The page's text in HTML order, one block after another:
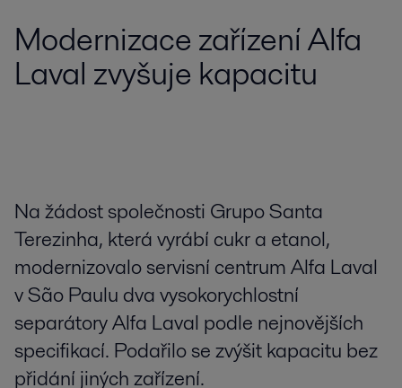
Modernizace zařízení Alfa
Laval zvyšuje kapacitu
Na žádost společnosti Grupo Santa
Terezinha, která vyrábí cukr a etanol,
modernizovalo servisní centrum Alfa Laval
v São Paulu dva vysokorychlostní
separátory Alfa Laval podle nejnovějších
specifikací. Podařilo se zvýšit kapacitu bez
přidání jiných zařízení.